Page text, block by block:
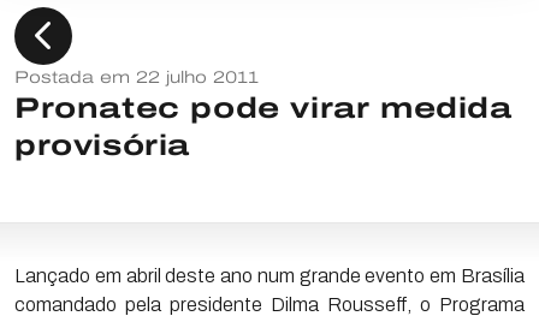
chevron_left
Postada em 22 julho 2011
Pronatec pode virar medida
provisória
Lançado em abril deste ano num grande evento em Brasília
comandado pela presidente Dilma Rousseff, o Programa